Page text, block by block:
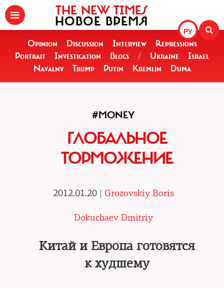
РУ
THE NEW TIMES
НОВОЕ ВРЕМЯ
Opinion Discussion Interview
Repressions
Portrait
Investigation Blogs / Ukraine
Israel
Navalny
Trump Putin Kremlin Duma
#MONEY
ГЛОБАЛЬНОЕ
ТОРМОЖЕНИЕ
2012.01.20 | Grozovskiy Boris
Dokuchaev Dmitriy
Китай и Европа готовятся
к худшему